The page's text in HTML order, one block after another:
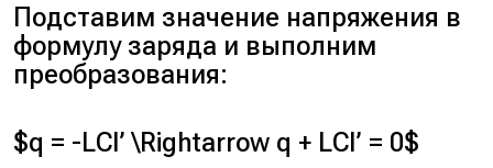
Подставим значение напряжения в
формулу заряда и выполним
преобразования:
$q = -LCI’ \Rightarrow q + LCI’ = 0$